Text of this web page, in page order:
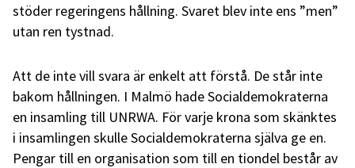
stöder regeringens hållning. Svaret blev inte ens ”men”
utan ren tystnad.
Att de inte vill svara är enkelt att förstå. De står inte
bakom hållningen. I Malmö hade Socialdemokraterna
en insamling till UNRWA. För varje krona som skänktes
i insamlingen skulle Socialdemokraterna själva ge en.
Pengar till en organisation som till en tiondel består av